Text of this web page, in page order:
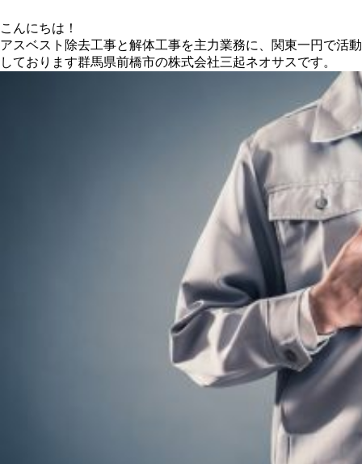
こんにちは！
アスベスト除去工事と解体工事を主力業務に、関東一円で活動
しております群馬県前橋市の株式会社三起ネオサスです。